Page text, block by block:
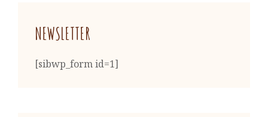
NEWSLETTER
[sibwp_form id=1]